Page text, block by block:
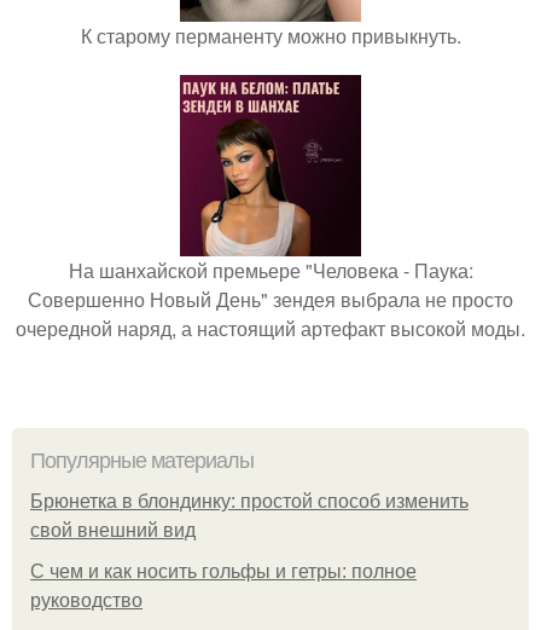
К старому перманенту можно привыкнуть.
На шанхайской премьере "Человека - Паука:
Совершенно Новый День" зендея выбрала не просто
очередной наряд, а настоящий артефакт высокой моды.
Популярные материалы
Брюнетка в блондинку: простой способ изменить
свой внешний вид
С чем и как носить гольфы и гетры: полное
руководство